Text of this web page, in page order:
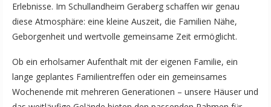
Erlebnisse. Im Schullandheim Geraberg schaffen wir genau
diese Atmosphäre: eine kleine Auszeit, die Familien Nähe,
Geborgenheit und wertvolle gemeinsame Zeit ermöglicht.
Ob ein erholsamer Aufenthalt mit der eigenen Familie, ein
lange geplantes Familientreffen oder ein gemeinsames
Wochenende mit mehreren Generationen – unsere Häuser und